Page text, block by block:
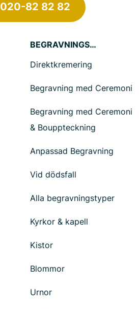
020-82 82 82
BEGRAVNINGSTJÄNSTER
Direktkremering
Begravning med Ceremoni
Begravning med Ceremoni
& Bouppteckning
Anpassad Begravning
Vid dödsfall
Alla begravningstyper
Kyrkor & kapell
Kistor
Blommor
Urnor